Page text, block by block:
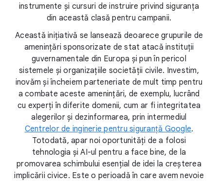
instrumente și cursuri de instruire privind siguranța
din această clasă pentru campanii.
Această inițiativă se lansează deoarece grupurile de
amenințări sponsorizate de stat atacă instituții
guvernamentale din Europa și pun în pericol
sistemele și organizațiile societății civile. Investim,
inovăm și încheiem parteneriate de mult timp pentru
a combate aceste amenințări, de exemplu, lucrând
cu experți în diferite domenii, cum ar fi integritatea
alegerilor și dezinformarea, prin intermediul
Centrelor de inginerie pentru siguranță Google.
Totodată, apar noi oportunități de a folosi
tehnologia și AI-ul pentru a face bine, de la
promovarea schimbului esențial de idei la creșterea
implicării civice. Este o perioadă în care avem nevoie